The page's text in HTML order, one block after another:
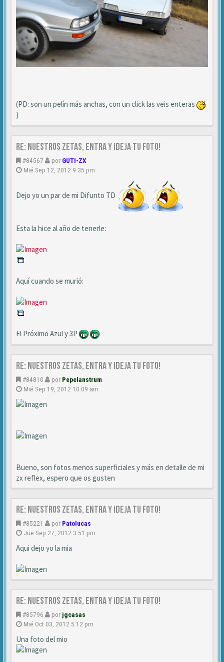
(PD: son un pelín más anchas, con un click las veis enteras
)
Re: NUESTROS ZETAS, ENTRA Y ¡DEJA TU FOTO!
#84567 por GUTI-ZX
Mié Sep 12, 2012 9:35 pm
Dejo yo un par de mi Difunto TD
Esta la hice al año de tenerle:
Aquí cuando se murió:
El Próximo Azul y 3P
Re: NUESTROS ZETAS, ENTRA Y ¡DEJA TU FOTO!
#84810 por Pepelanstrum
Mié Sep 19, 2012 10:09 am
Bueno, son fotos menos superficiales y más en detalle de mi
zx reflex, espero que os gusten
Re: NUESTROS ZETAS, ENTRA Y ¡DEJA TU FOTO!
#85221 por Patolucas
Jue Sep 27, 2012 3:51 pm
Aqui dejo yo la mia
Re: NUESTROS ZETAS, ENTRA Y ¡DEJA TU FOTO!
#85796 por jgcasas
Mié Oct 03, 2012 5:12 pm
Una foto del mio